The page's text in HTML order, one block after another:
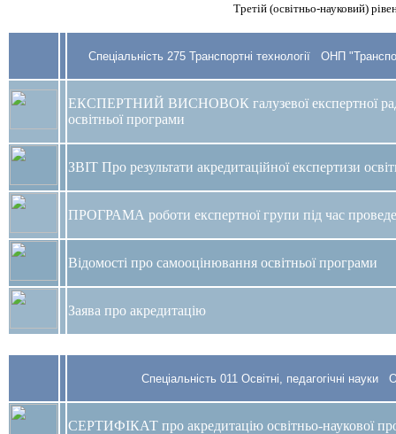
Третій (освітньо-науковий)
Спеціальність 275 Транспортні технології ОНП
ЕКСПЕРТНИЙ ВИСНОВОК галузевої експертної
освітньої програми
ЗВІТ Про результати акредитаційної експертизи
ПРОГРАМА роботи експертної групи під час
Відомості про самооцінювання освітньої програми
Заява про акредитацію
Спеціальність 011 Освітні, педагогічні науки
СЕРТИФІКАТ про акредитацію освітньо-наукової